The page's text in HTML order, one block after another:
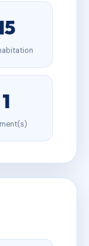
1